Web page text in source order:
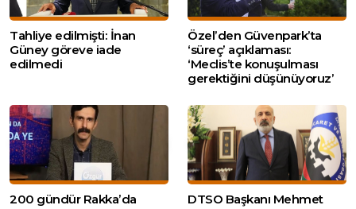
Tahliye edilmişti: İnan
Güney göreve iade
edilmedi
Özel’den Güvenpark’ta
‘süreç’ açıklaması:
‘Meclis’te konuşulması
gerektiğini düşünüyoruz’
200 gündür Rakka’da
DTSO Başkanı Mehmet